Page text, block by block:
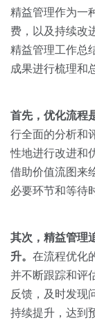
房地产
金融
按角色
销售人员
销售管
交易跟
培训辅
资源中心
全部
销售会
关于我们
精益管理作为一
费，以及持续改
精益管理工作总
成果进行梳理和
首先，优化流程
行全面的分析和
性地进行改进和
借助价值流图来
必要环节和等待
其次，精益管理
升。 在流程优化
并不断跟踪和评
反馈，及时发现
持续提升，达到